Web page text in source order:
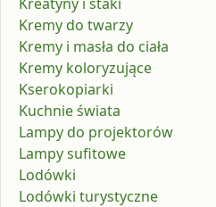
Kremy do twarzy
Kremy i masła do ciała
Kremy koloryzujące
Kserokopiarki
Kuchnie świata
Lampy do projektorów
Lampy sufitowe
Lodówki
Lodówki turystyczne